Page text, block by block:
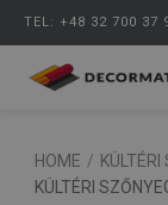
TEL: +48 32 700 37
HOME / KÜLTÉRI
KÜLTÉRI